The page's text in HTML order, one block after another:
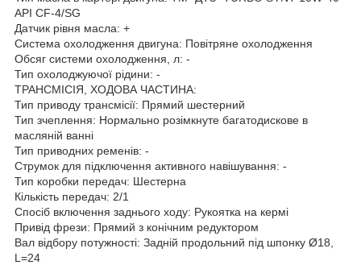
API CF-4/SG
Датчик рівня масла: +
Система охолодження двигуна: Повітряне охолодження
Обсяг системи охолодження, л: -
Тип охолоджуючої рідини: -
ТРАНСМІСІЯ, ХОДОВА ЧАСТИНА:
Тип приводу трансмісії: Прямий шестерний
Тип зчеплення: Нормально розімкнуте багатодискове в
масляній ванні
Тип приводних ременів: -
Струмок для підключення активного навішування: -
Тип коробки передач: Шестерна
Кількість передач: 2/1
Спосіб включення заднього ходу: Рукоятка на кермі
Привід фрези: Прямий з конічним редуктором
Вал відбору потужності: Задній продольний під шпонку Ø18,
L=24